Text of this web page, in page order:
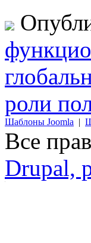
роли
Шаблоны Joomla |
Все
Drupal,